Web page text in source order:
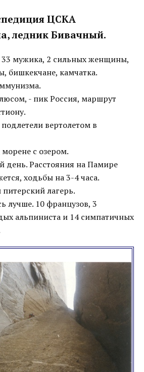
ЦСКА
ледник Бивачный.
мужика, 2 сильных женщины,
бишкекчане, камчатка.
- пик Россия, маршрут
вертолетом в
с озером.
день. Расстояния на Памире
ходьбы на 3-4 часа.
лагерь.
лучше. 10 французов, 3
альпиниста и 14 симпатичных